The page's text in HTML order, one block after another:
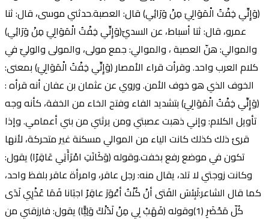
(وَإِنِّي خِفْتُ الْمَوَالِيَ مِنْ وَرَائِي) قال: العصبة.حدثني موسى، قال: ثنا
عمرو، قال: ثنا أسباط، عن السديّ(وَإِنِّي خِفْتُ الْمَوَالِيَ مِنْ وَرَائِي)
والموالي: هنّ العصبة ، والموالي: جمع مولى، والمولى والوليّ في
كلام العرب واحد. وقرأت قراء الأمصار (وَإِنِّي خِفْتُ الْمَوَالِيَ) بمعنى:
الخوف الذي هو خوف الأمن. وروي عن عثمان بن عفان أنه قرأه :
(وَإِنِّي خِفْتُ الْمَوَالِيَ) بتشديد الفاء وفتح الخاء من الخفة، كأنه وجه
تأويل الكلام: وإني ذهبت عصبتي ومن يرثني من بني أعمامي. وإذا
قرئ ذلك كذلك كانت الياء من الموالي مسكنة غير متحركة، لأنها
تكون في موضع رفع بخفت.وقوله (وَكَانَتِ امْرَأَتِي عَاقِرًا) يقول:
وكانت زوجتي لا تلد، يقال منه: رجل عاقر، وامرأة عاقر بلفظ واحد،
كما قال الشاعر:لَبِئسَ الفَتى أنْ كُنْتُ أعْوَرَ عاقِرً اجبَانا فَمَا عُذْرِي لَدَى
كُلّ مَحْضَرِ (1)وقوله (فَهَبْ لِي مِنْ لَدُنْكَ وَلِيًّا) يقول: فارزقني من